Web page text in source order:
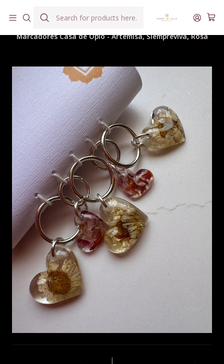
Marcadores Casa de Opio - Artemisa, Siempreviva, Rosa
|